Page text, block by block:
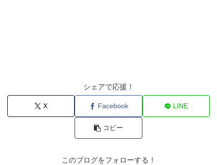
シェアで応援！
X Facebook LINE
コピー
このブログをフォローする！